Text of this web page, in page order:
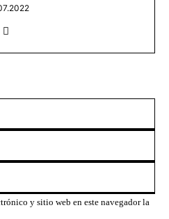
y sitio web en este navegador la